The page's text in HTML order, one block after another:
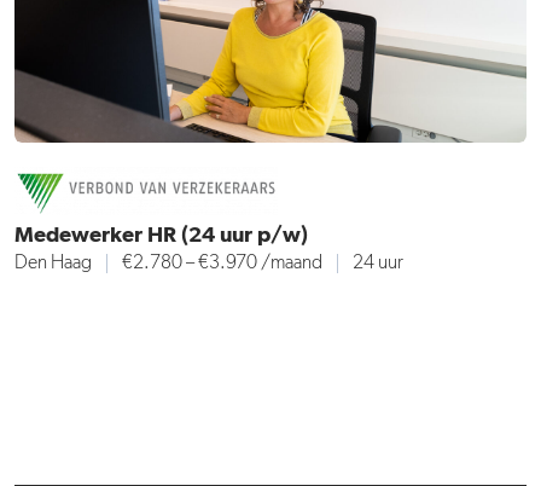
Medewerker HR (24 uur p/w)
Den Haag €2.780 – €3.970 /maand 24 uur